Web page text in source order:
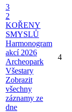
3
2
KOŘENY
SMYSLŮ
Harmonogram
akcí 2026
Archeopark
Všestary
Zobrazit
všechny
záznamy ze
dne
4